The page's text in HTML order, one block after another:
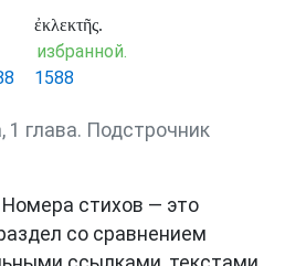
ἐκλεκτῆς.
избранной.
1588
1 глава. Подстрочник
Номера стихов — это
со сравнением